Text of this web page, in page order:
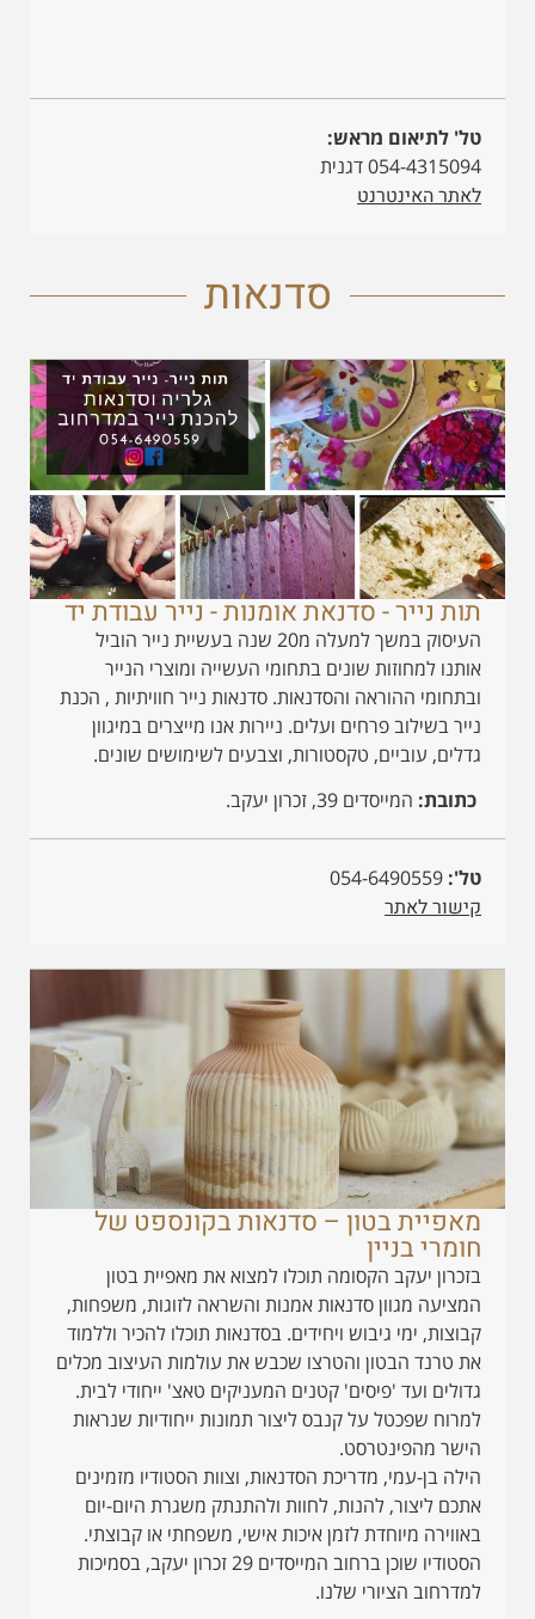
טל' לתיאום מראש:
054-4315094 דגנית
לאתר האינטרנט
סדנאות
תות נייר - סדנאת אומנות - נייר עבודת יד
העיסוק במשך למעלה מ20 שנה בעשיית נייר הוביל
אותנו למחוזות שונים בתחומי העשייה ומוצרי הנייר
ובתחומי ההוראה והסדנאות. סדנאות נייר חוויתיות , הכנת
נייר בשילוב פרחים ועלים. ניירות אנו מייצרים במיגוון
גדלים, עוביים, טקסטורות, וצבעים לשימושים שונים.
כתובת: המייסדים 39, זכרון יעקב.
טל':
קישור לאתר
מאפיית בטון – סדנאות בקונספט של
חומרי בניין
בזכרון יעקב הקסומה תוכלו למצוא את מאפיית בטון
המציעה מגוון סדנאות אמנות והשראה לזוגות, משפחות,
קבוצות, ימי גיבוש ויחידים. בסדנאות תוכלו להכיר וללמוד
את טרנד הבטון והטרצו שכבש את עולמות העיצוב מכלים
גדולים ועד 'פיסים' קטנים המעניקים טאצ' ייחודי לבית.
למרוח שפכטל על קנבס ליצור תמונות ייחודיות שנראות
הישר מהפינטרסט.
הילה בן-עמי, מדריכת הסדנאות, וצוות הסטודיו מזמינים
אתכם ליצור, להנות, לחוות ולהתנתק משגרת היום-יום
באווירה מיוחדת לזמן איכות אישי, משפחתי או קבוצתי.
הסטודיו שוכן ברחוב המייסדים 29 זכרון יעקב, בסמיכות
למדרחוב הציורי שלנו.